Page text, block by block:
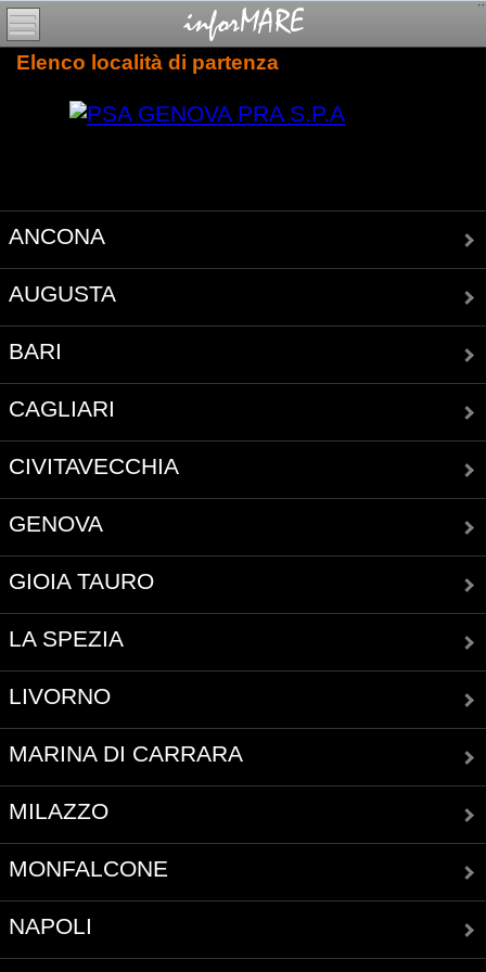
Elenco località di partenza
ANCONA
AUGUSTA
BARI
CAGLIARI
CIVITAVECCHIA
GENOVA
GIOIA TAURO
LA SPEZIA
LIVORNO
MARINA DI CARRARA
MILAZZO
MONFALCONE
NAPOLI